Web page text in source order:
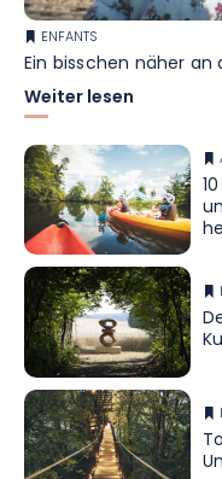
ENFANTS
Ein bisschen näher an
Weiter lesen